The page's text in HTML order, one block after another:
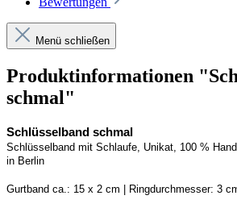
Menü schließen
Produktinformationen
schmal"
Schlüsselband schmal
Schlüsselband mit Schlaufe , Unikat, 100 %
in Berlin
Gurtband ca.: 15 x 2 cm | Ringdurchmesser: 3